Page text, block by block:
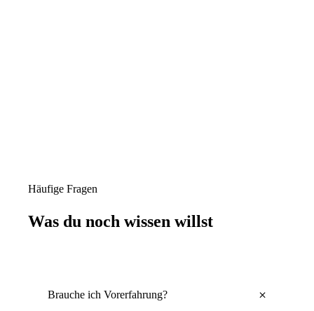
Häufige Fragen
Was du noch wissen willst
Brauche ich Vorerfahrung? +